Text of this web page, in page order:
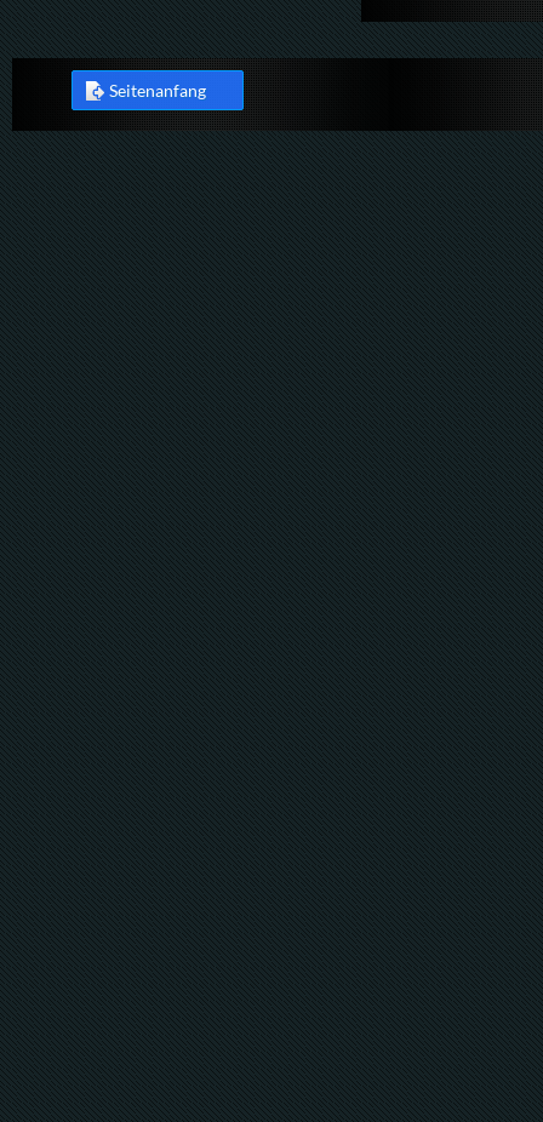
Seitenanfang